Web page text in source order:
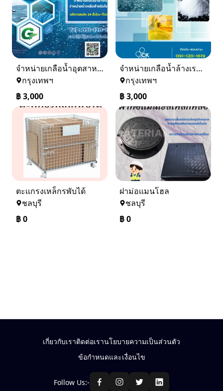
จำหน่ายเกลือน้ำอุตสาหกรรม เกลือน้ำล้างเรซิ่น
กรุงเทพฯ
฿3,000
จำหน่ายเกลือน้ำล้างเรซิ่น จำหน่ายเกลือน้ำอุตสาหกรรม
กรุงเทพฯ
฿3,000
ตะเเกรงเหล็กรพับได้
ชลบุรี
฿0
ฝาม่อเเมนโฮล
ชลบุรี
฿0
เกี่ยวกับเราติดต่อเรานโยบายความเป็นส่วนตัว
ข้อกำหนดและเงื่อนไข
Follow Us:-